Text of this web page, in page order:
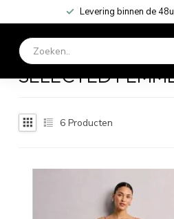
Levering binnen de 48u
Home / Merken
SELECTED
6 Producten